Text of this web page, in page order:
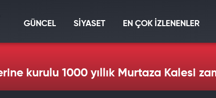
GÜNCEL SİYASET EN ÇOK İZLENENLER
kurulu 1000 yıllık Murtaza Kalesi